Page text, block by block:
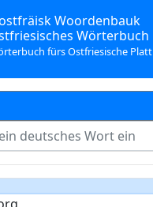
Woordenbauk
Wörterbuch
fürs Ostfriesische Platt